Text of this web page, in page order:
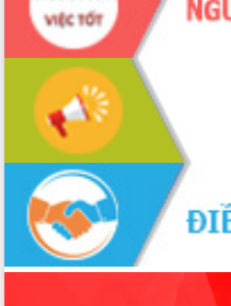
Triển khai đồng bộ đo đạc, lập hồ sơ
địa chính, hoàn thiện cơ sở dữ liệu đất
đai
Ứng dụng sinh trắc học - Bước tiến
trong hành trình chuyển đổi số tại Đắk
Lắk
Đắk Lắk nâng cao hiệu quả công tác
Đảng từ Sổ tay đảng viên điện tử
Đắk Lắk đẩy mạnh nuôi biển công
nghệ, hướng tới phát triển thủy sản
bền vững
Tập huấn nâng cao năng lực triển khai
chuyển đổi số cho cán bộ, công chức